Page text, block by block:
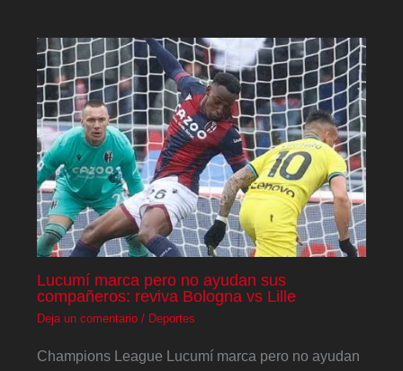
Lucumí marca pero no ayudan sus
compañeros: reviva Bologna vs Lille
Deja un comentario / Deportes
Champions League Lucumí marca pero no ayudan